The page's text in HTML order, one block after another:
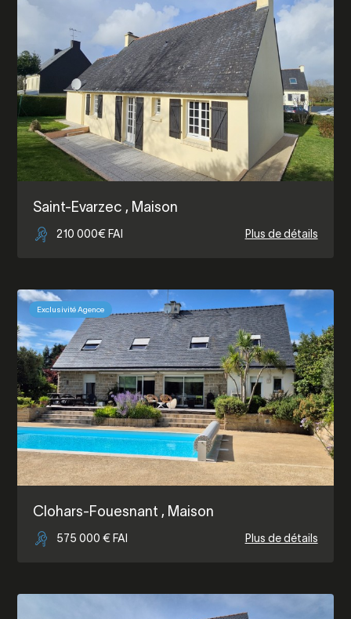
Saint-Evarzec , Maison
210 000€ FAI Plus de détails
Exclusivité Agence
Clohars-Fouesnant , Maison
575 000 € FAI Plus de détails